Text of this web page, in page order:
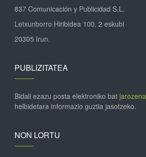
837 Comunicación y Publicidad S.L.
Letxunborro Hiribidea 100, 2 eskubi
20305 Irun.
PUBLIZITATEA
Bidali ezazu posta elektroniko bat
helbidetara informazio guztia jasotzeko.
NON LORTU